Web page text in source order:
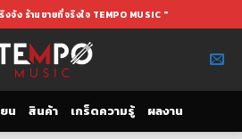
จัง ร้านขายที่จริงใจ TEMPO MUSIC "
น สินค้า เกร็ดความรู้ ผลงาน